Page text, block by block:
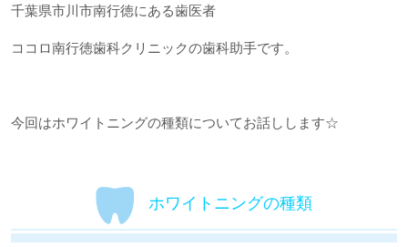
千葉県市川市南行徳にある歯医者
ココロ南行徳歯科クリニックの歯科助手です。
今回はホワイトニングの種類についてお話しします☆
ホワイトニングの種類